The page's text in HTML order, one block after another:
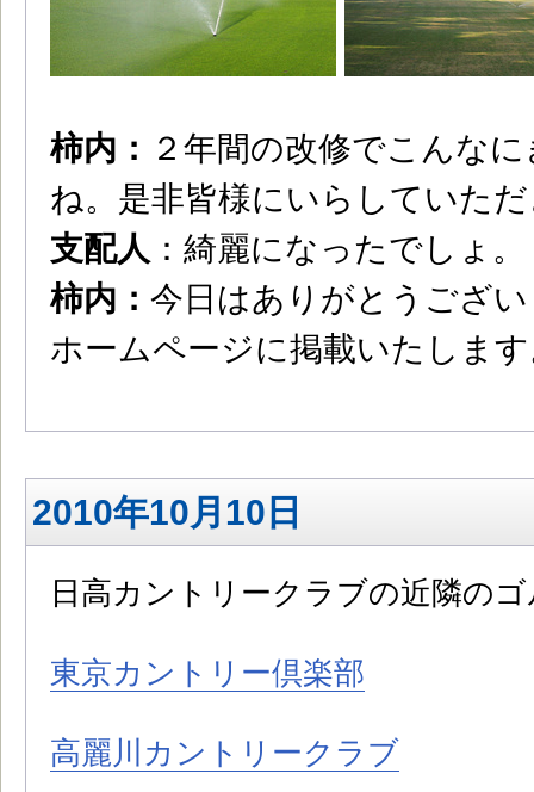
柿内： ２年間の改修でこんな
ね。是非皆様にいらしていた
支配人 ：綺麗になったでしょ。
柿内： 今日はありがとうござ
ホームページに掲載いたしま
2010年10月10日
日高カントリークラブの近隣の
東京カントリー倶楽部
高麗川カントリークラブ